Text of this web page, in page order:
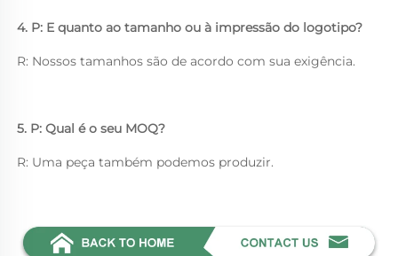
4. P: E quanto ao tamanho ou à impressão do logotipo?
R: Nossos tamanhos são de acordo com sua exigência.
5. P: Qual é o seu MOQ?
R: Uma peça também podemos produzir.